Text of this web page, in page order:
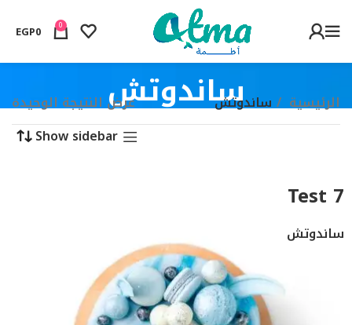
0
EGP0
ساندوتش الرئيسية ساندوتش
عرض النتيجة الوحيدة
Show sidebar
Test 7
ساندوتش